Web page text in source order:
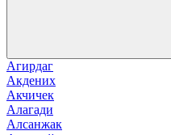
Агирдаг
Акдених
Акчичек
Алагади
Алсанжак